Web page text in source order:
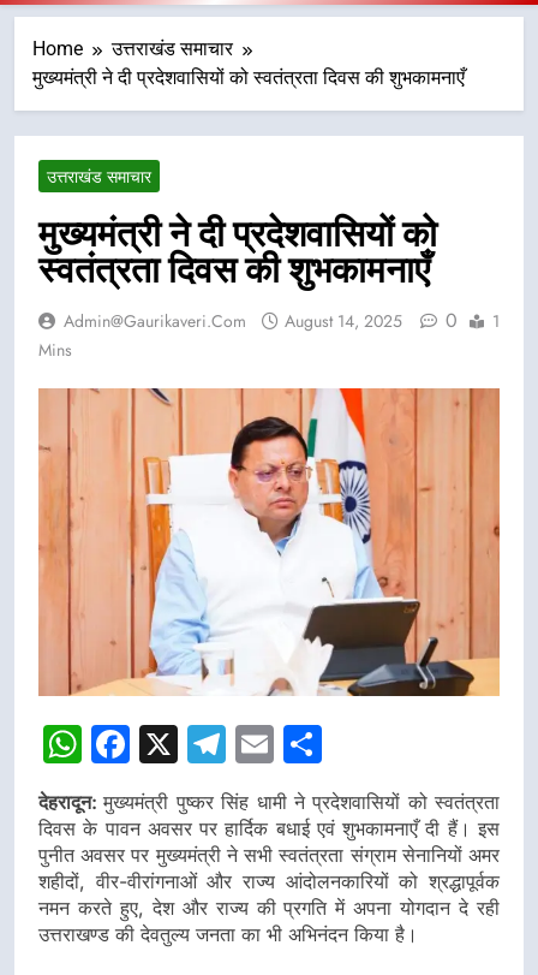
Home
उत्तराखंड समाचार
मुख्यमंत्री ने दी प्रदेशवासियों को स्वतंत्रता दिवस की शुभकामनाएँ
उत्तराखंड समाचार
मुख्यमंत्री ने दी प्रदेशवासियों को
स्वतंत्रता दिवस की शुभकामनाएँ
Admin@gaurikaveri.com August 14, 2025 0
1
Mins
WhatsApp
Facebook
X Telegram
Email
देहरादून:मुख्यमंत्री पुष्कर सिंह धामी ने प्रदेशवासियों को स्वतंत्रता
दिवस के पावन अवसर पर हार्दिक बधाई एवं शुभकामनाएँ दी हैं। इस
पुनीत अवसर पर मुख्यमंत्री ने सभी स्वतंत्रता संग्राम सेनानियों अमर
शहीदों, वीर-वीरांगनाओं और राज्य आंदोलनकारियों को श्रद्धापूर्वक
नमन करते हुए, देश और राज्य की प्रगति में अपना योगदान दे रही
उत्तराखण्ड की देवतुल्य जनता का भी अभिनंदन किया है।